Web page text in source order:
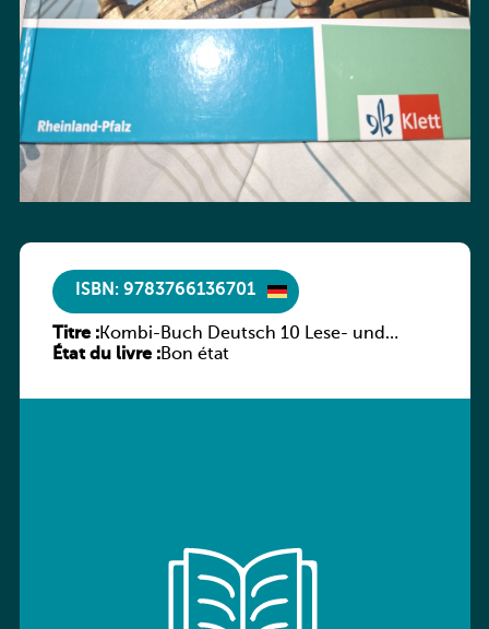
ISBN: 9783766136701
Titre :Kombi-Buch Deutsch 10 Lese- und
Sprachbuch
État du livre :Bon état